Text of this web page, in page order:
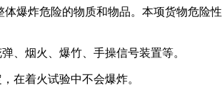
爆炸危险的物质和物品。本项货物危险
、烟火、爆竹、手操信号装置等。
在着火试验中不会爆炸。